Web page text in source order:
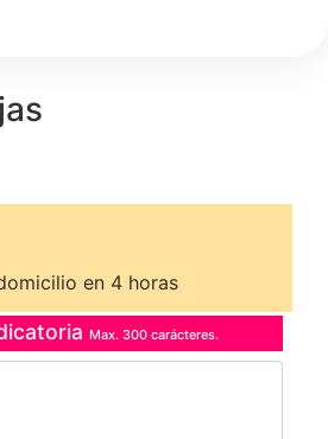
en 4 horas
Max. 300 carácteres.